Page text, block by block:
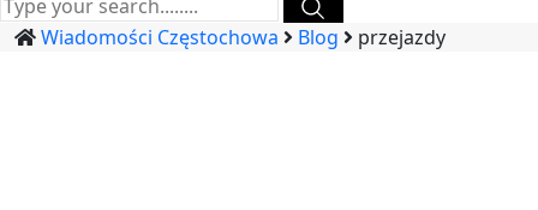
Wiadomości Częstochowa Blog przejazdy